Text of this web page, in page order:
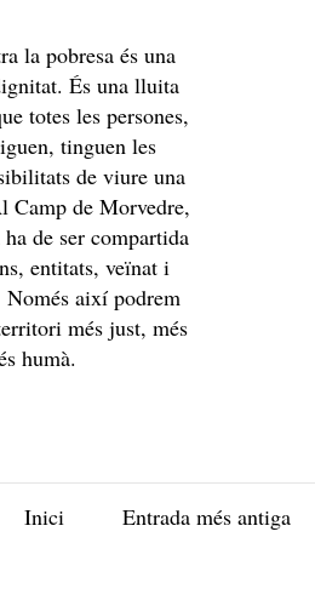
la pobresa és una
És una lluita
totes les persones,
tinguen les
de viure una
Camp de Morvedre,
de ser compartida
entitats, veïnat i
així podrem
més just, més
humà.
Entrada més antiga
Inici